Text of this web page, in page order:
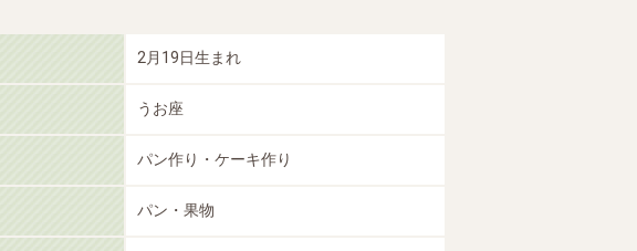
2月19日生まれ
うお座
パン作り・ケーキ作り
パン・果物